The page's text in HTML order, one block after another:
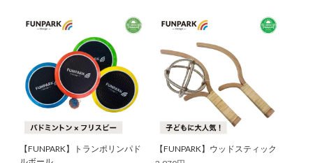
【FUNPARK】トランポリンパド
【FUNPARK】ウッドスティック